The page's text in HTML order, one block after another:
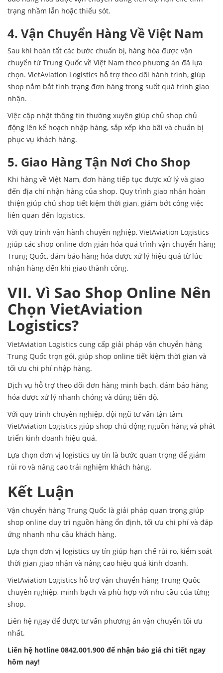
trạng nhầm lẫn hoặc thiếu sót.
4. Vận Chuyển Hàng Về Việt Nam
Sau khi hoàn tất các bước chuẩn bị, hàng hóa được vận
chuyển từ Trung Quốc về Việt Nam theo phương án đã lựa
chọn. VietAviation Logistics hỗ trợ theo dõi hành trình, giúp
shop nắm bắt tình trạng đơn hàng trong suốt quá trình giao
nhận.
Việc cập nhật thông tin thường xuyên giúp chủ shop chủ
động lên kế hoạch nhập hàng, sắp xếp kho bãi và chuẩn bị
phục vụ khách hàng.
5. Giao Hàng Tận Nơi Cho Shop
Khi hàng về Việt Nam, đơn hàng tiếp tục được xử lý và giao
đến địa chỉ nhận hàng của shop. Quy trình giao nhận hoàn
thiện giúp chủ shop tiết kiệm thời gian, giảm bớt công việc
liên quan đến logistics.
Với quy trình vận hành chuyên nghiệp, VietAviation Logistics
giúp các shop online đơn giản hóa quá trình vận chuyển hàng
Trung Quốc, đảm bảo hàng hóa được xử lý hiệu quả từ lúc
nhận hàng đến khi giao thành công.
VII. Vì Sao Shop Online Nên
Chọn VietAviation
Logistics?
VietAviation Logistics cung cấp giải pháp vận chuyển hàng
Trung Quốc trọn gói, giúp shop online tiết kiệm thời gian và
tối ưu chi phí nhập hàng.
Dịch vụ hỗ trợ theo dõi đơn hàng minh bạch, đảm bảo hàng
hóa được xử lý nhanh chóng và đúng tiến độ.
Với quy trình chuyên nghiệp, đội ngũ tư vấn tận tâm,
VietAviation Logistics giúp shop chủ động nguồn hàng và phát
triển kinh doanh hiệu quả.
Lựa chọn đơn vị logistics uy tín là bước quan trọng để giảm
rủi ro và nâng cao trải nghiệm khách hàng.
Kết Luận
Vận chuyển hàng Trung Quốc là giải pháp quan trọng giúp
shop online duy trì nguồn hàng ổn định, tối ưu chi phí và đáp
ứng nhanh nhu cầu khách hàng.
Lựa chọn đơn vị logistics uy tín giúp hạn chế rủi ro, kiểm soát
thời gian giao nhận và nâng cao hiệu quả kinh doanh.
VietAviation Logistics hỗ trợ vận chuyển hàng Trung Quốc
chuyên nghiệp, minh bạch và phù hợp với nhu cầu của từng
shop.
Liên hệ ngay để được tư vấn phương án vận chuyển tối ưu
nhất.
Liên hệ hotline 0842.001.900 để nhận báo giá chi tiết ngay
hôm nay!